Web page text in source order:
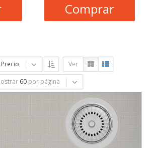
Comprar
Precio Ver
60 por página